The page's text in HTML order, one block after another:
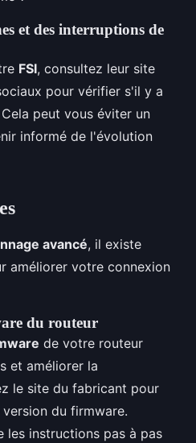
et des interruptions de
FSI, consultez leur site
pour vérifier s'il y a
peut vous éviter un
informé de l'évolution
avancé, il existe
améliorer votre connexion
du routeur
de votre routeur
et améliorer la
le site du fabricant pour
du firmware.
les instructions pas à pas